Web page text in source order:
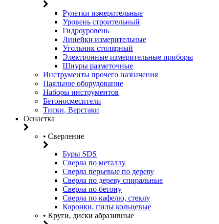
Рулетки измерительные
Уровень строительный
Гидроуровень
Линейки измерительные
Угольник столярный
Электронные измерительные приборы
Шнуры разметочные
Инструменты прочего назначения
Паяльное оборудование
Наборы инструментов
Бетоносмесители
Тиски, Верстаки
Оснастка
• Сверление
Буры SDS
Сверла по металлу
Сверла перьевые по дереву
Сверла по дереву спиральные
Сверла по бетону
Сверла по кафелю, стеклу
Коронки, пилы кольцевые
• Круги, диски абразивные